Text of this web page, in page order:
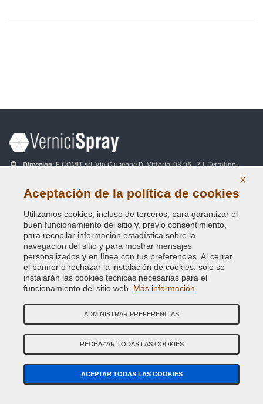
Dirección:E-COMIT srl, Via Giuseppe Di Vittorio, 93-95 - Z.I. Terrafino -
Tel:(+39) 0571.530262
Fax:(+39) 0571.534056
Email: info@vernicispray.com
IT06818930486
PAGOS SEGUROS
Información útil
Nuestra Empresa
X
Aceptación de la política de cookies
Utilizamos cookies, incluso de terceros, para garantizar el
buen funcionamiento del sitio y, previo consentimiento,
para recopilar información estadística sobre la
navegación del sitio y para mostrar mensajes
personalizados y en línea con tus preferencias. Al cerrar
el banner o rechazar la instalación de cookies, solo se
instalarán las cookies técnicas necesarias para el
funcionamiento del sitio web. Más información
ADMINISTRAR PREFERENCIAS
RECHAZAR TODAS LAS COOKIES
ACEPTAR TODAS LAS COOKIES